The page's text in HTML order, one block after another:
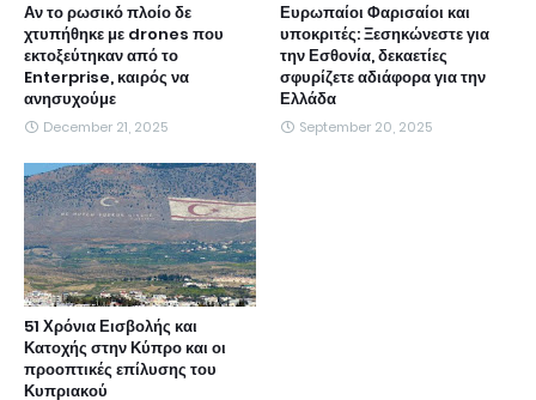
Αν το ρωσικό πλοίο δε
χτυπήθηκε με drones που
εκτοξεύτηκαν από το
Enterprise, καιρός να
ανησυχούμε
December 21, 2025
Ευρωπαίοι Φαρισαίοι και
υποκριτές: Ξεσηκώνεστε για
την Εσθονία, δεκαετίες
σφυρίζετε αδιάφορα για την
Ελλάδα
September 20, 2025
51 Χρόνια Εισβολής και
Κατοχής στην Κύπρο και οι
προοπτικές επίλυσης του
Κυπριακού